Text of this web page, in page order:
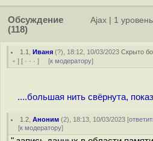
Обсуждение
(118)
Ajax 1 уровень
1.1 ,Иваня (?), 18:12, 10/03/2023Скрыто
﹢ ] [ · · · ] [к модератору]
....большая нить свёрнута,
1.2 ,Аноним (2), 18:13, 10/03/2023 [
[к модератору]